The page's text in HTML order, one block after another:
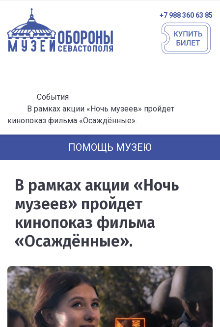
+7 988 360 63 85
События
В рамках акции «Ночь музеев» пройдет
кинопоказ фильма «Осаждённые».
ПОМОЩЬ МУЗЕЮ
В рамках акции «Ночь
музеев» пройдет
кинопоказ фильма
«Осаждённые».